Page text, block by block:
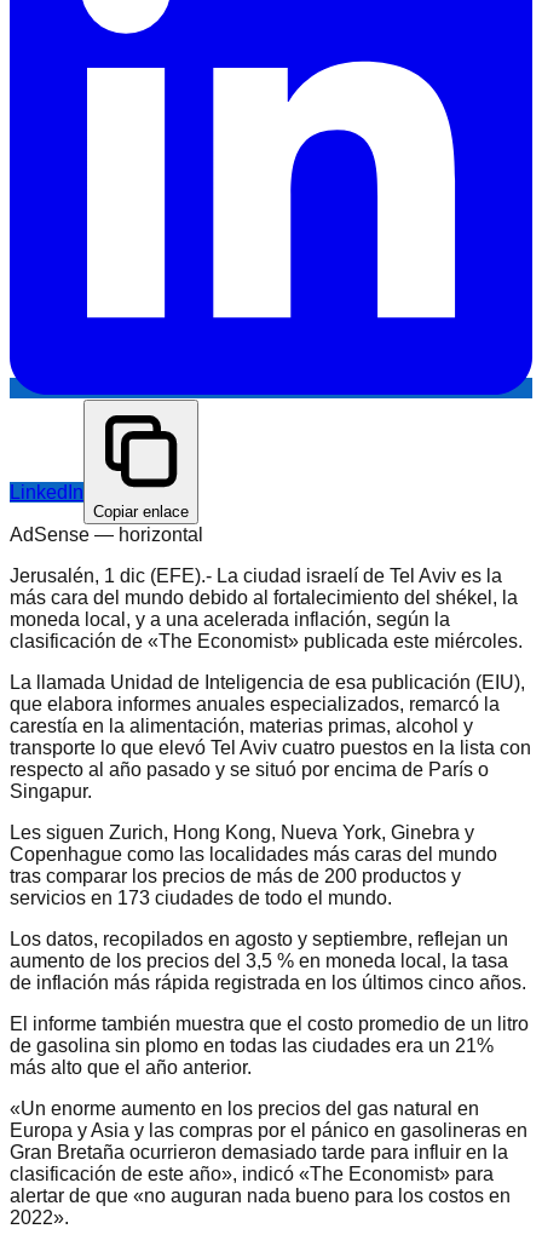
LinkedIn
Copiar enlace
AdSense — horizontal
Jerusalén, 1 dic (EFE).- La ciudad israelí de Tel Aviv es la
más cara del mundo debido al fortalecimiento del shékel, la
moneda local, y a una acelerada inflación, según la
clasificación de «The Economist» publicada este miércoles.
La llamada Unidad de Inteligencia de esa publicación (EIU),
que elabora informes anuales especializados, remarcó la
carestía en la alimentación, materias primas, alcohol y
transporte lo que elevó Tel Aviv cuatro puestos en la lista con
respecto al año pasado y se situó por encima de París o
Singapur.
Les siguen Zurich, Hong Kong, Nueva York, Ginebra y
Copenhague como las localidades más caras del mundo
tras comparar los precios de más de 200 productos y
servicios en 173 ciudades de todo el mundo.
Los datos, recopilados en agosto y septiembre, reflejan un
aumento de los precios del 3,5 % en moneda local, la tasa
de inflación más rápida registrada en los últimos cinco años.
El informe también muestra que el costo promedio de un litro
de gasolina sin plomo en todas las ciudades era un 21%
más alto que el año anterior.
«Un enorme aumento en los precios del gas natural en
Europa y Asia y las compras por el pánico en gasolineras en
Gran Bretaña ocurrieron demasiado tarde para influir en la
clasificación de este año», indicó «The Economist» para
alertar de que «no auguran nada bueno para los costos en
2022».